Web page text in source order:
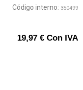
Código interno: 350499
19,97 € Con IVA